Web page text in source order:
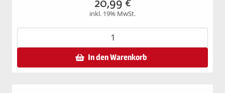
inkl. 19% MwSt.
In den Warenkorb